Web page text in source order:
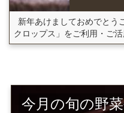
新年あけましておめでとう
クロップス」をご利用・ご
今月の旬の野